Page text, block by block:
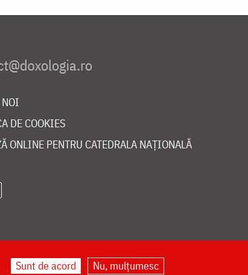
NOI
DE COOKIES
ONLINE PENTRU CATEDRALA NAȚIONALĂ
Sunt de acord Nu, mulțumesc